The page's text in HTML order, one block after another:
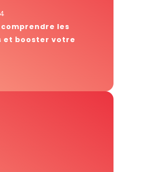
les
et booster votre